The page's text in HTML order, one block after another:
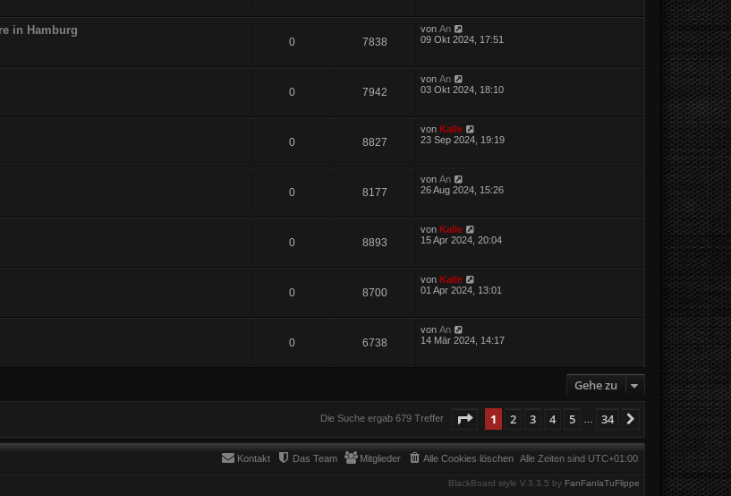
in Hamburg
0 7838
von An
09 Okt 2024, 17:51
0 7942
von An
03 Okt 2024, 18:10
0 8827
von Kalle
23 Sep 2024, 19:19
0 8177
von An
26 Aug 2024, 15:26
0 8893
von Kalle
15 Apr 2024, 20:04
0 8700
von Kalle
01 Apr 2024, 13:01
0 6738
von An
14 Mär 2024, 14:17
Gehe zu
Die Suche ergab 679 Treffer Seite von34
1 2 3 4 5 34 Nächste
Alle Zeiten sind UTC+01:00
Alle Cookies löschen
Mitglieder
Das Team
Kontakt
BlackBoard style V.3.3.5 by FanFanlaTuFlippe